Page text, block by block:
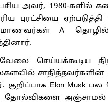
அவர், 1980-களில்
ஏற்படுத்தி
AI
வேலை செய்யக்கூடிய
Elon Musk
தோல்விகளை